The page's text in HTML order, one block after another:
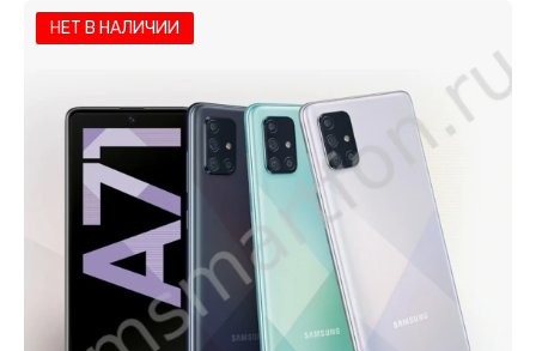
НЕТ В НАЛИЧИИ